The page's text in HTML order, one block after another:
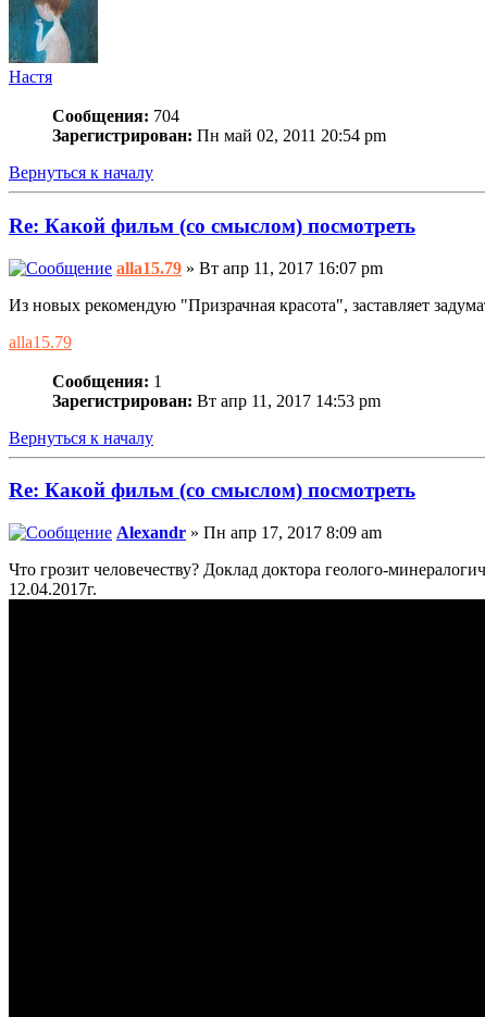
Настя
Сообщения: 704
Зарегистрирован: Пн май 02, 2011 20:54 pm
Вернуться к началу
Re: Какой фильм (со смыслом) посмотреть
alla15.79 » Вт апр 11, 2017 16:07 pm
Из новых рекомендую "Призрачная красота", заставляет
alla15.79
Сообщения: 1
Зарегистрирован: Вт апр 11, 2017 14:53 pm
Вернуться к началу
Re: Какой фильм (со смыслом) посмотреть
Alexandr » Пн апр 17, 2017 8:09 am
Что грозит человечеству? Доклад доктора геолого-
12.04.2017г.